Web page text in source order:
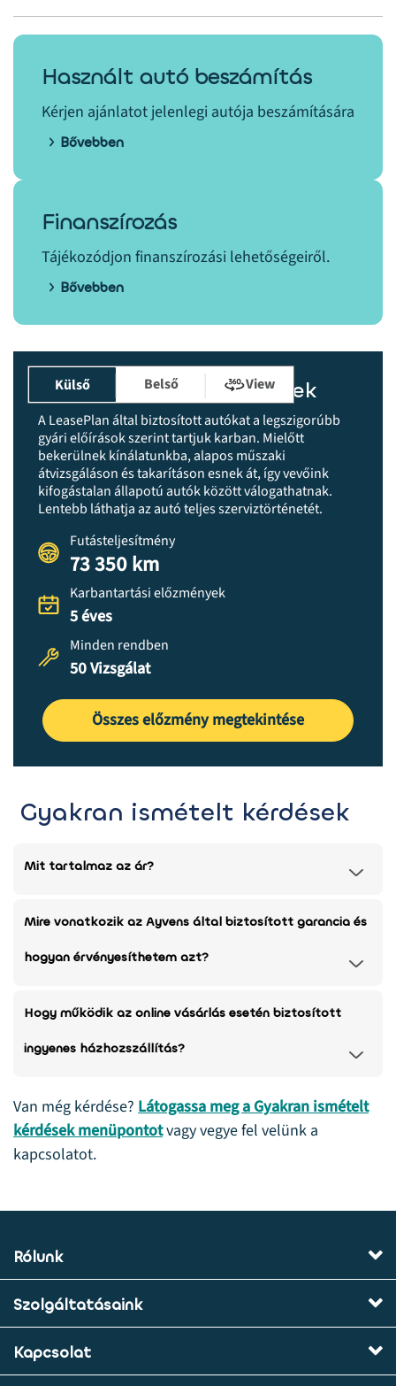
Használt autó beszámítás
Kérjen ajánlatot jelenlegi autója beszámítására
Bővebben
Finanszírozás
Tájékozódjon finanszírozási lehetőségeiről.
Bővebben
Külső Belső View
Karbantartási előzmények
A LeasePlan által biztosított autókat a legszigorúbb
gyári előírások szerint tartjuk karban. Mielőtt
bekerülnek kínálatunkba, alapos műszaki
átvizsgáláson és takarításon esnek át, így vevőink
kifogástalan állapotú autók között válogathatnak.
Lentebb láthatja az autó teljes szerviztörténetét.
Futásteljesítmény
73 350 km
Karbantartási előzmények
5 éves
Minden rendben
50 Vizsgálat
Összes előzmény megtekintése
Gyakran ismételt kérdések
Mit tartalmaz az ár?
Mire vonatkozik az Ayvens által biztosított garancia és
hogyan érvényesíthetem azt?
Hogy működik az online vásárlás esetén biztosított
ingyenes házhozszállítás?
Van még kérdése? Látogassa meg a Gyakran ismételt
kérdések menüpontotvagy vegye fel velünk a
kapcsolatot.
Rólunk
Szolgáltatásaink
Kapcsolat